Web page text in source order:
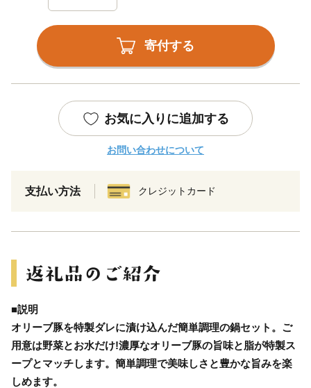
寄付する
お気に入りに追加する
お問い合わせについて
支払い方法 クレジットカード
■説明
オリーブ豚を特製ダレに漬け込んだ簡単調理の鍋セット。ご
用意は野菜とお水だけ!濃厚なオリーブ豚の旨味と脂が特製ス
ープとマッチします。簡単調理で美味しさと豊かな旨みを楽
しめます。